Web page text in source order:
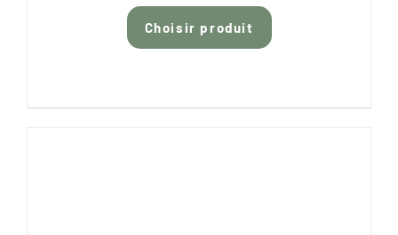
Choisir produit